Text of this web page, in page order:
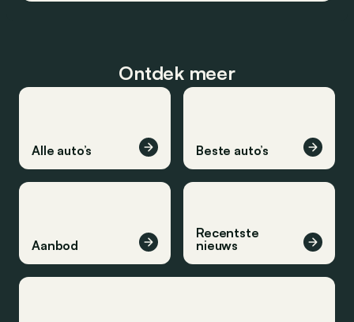
Ontdek meer
Alle auto’s Beste auto’s
Aanbod
Recentste
nieuws